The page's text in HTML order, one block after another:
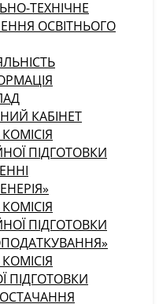
ТЕХНІЧНЕ
ОСВІТНЬОГО
КАБІНЕТ
ПІДГОТОВКИ
ПІДГОТОВКИ
ПІДГОТОВКИ